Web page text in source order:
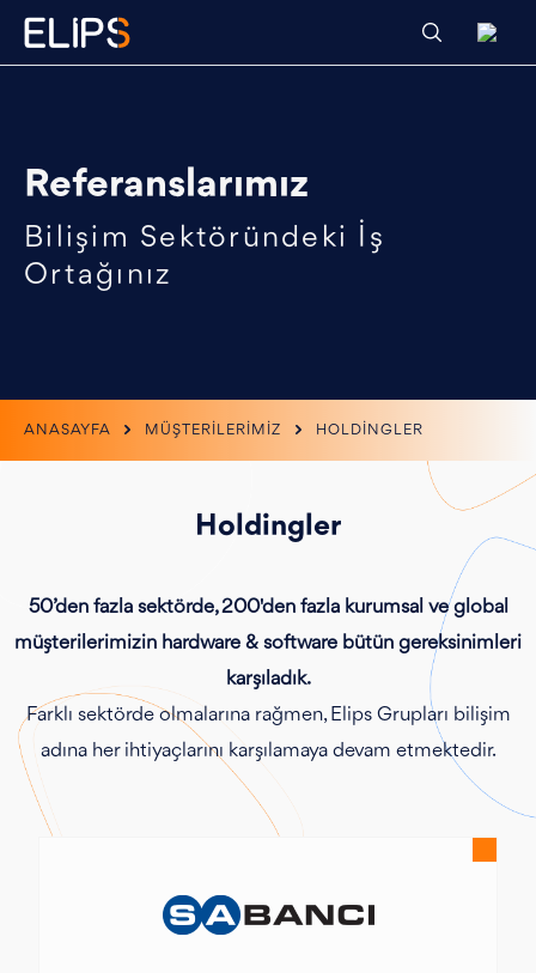
Referanslarımız
Bilişim Sektöründeki İş
Ortağınız
ANASAYFA MÜŞTERİLERİMİZ HOLDİNGLER
Holdingler
50’den fazla sektörde, 200'den fazla kurumsal ve global
müşterilerimizin hardware & software bütün gereksinimleri
karşıladık.
Farklı sektörde olmalarına rağmen, Elips Grupları bilişim
adına her ihtiyaçlarını karşılamaya devam etmektedir.